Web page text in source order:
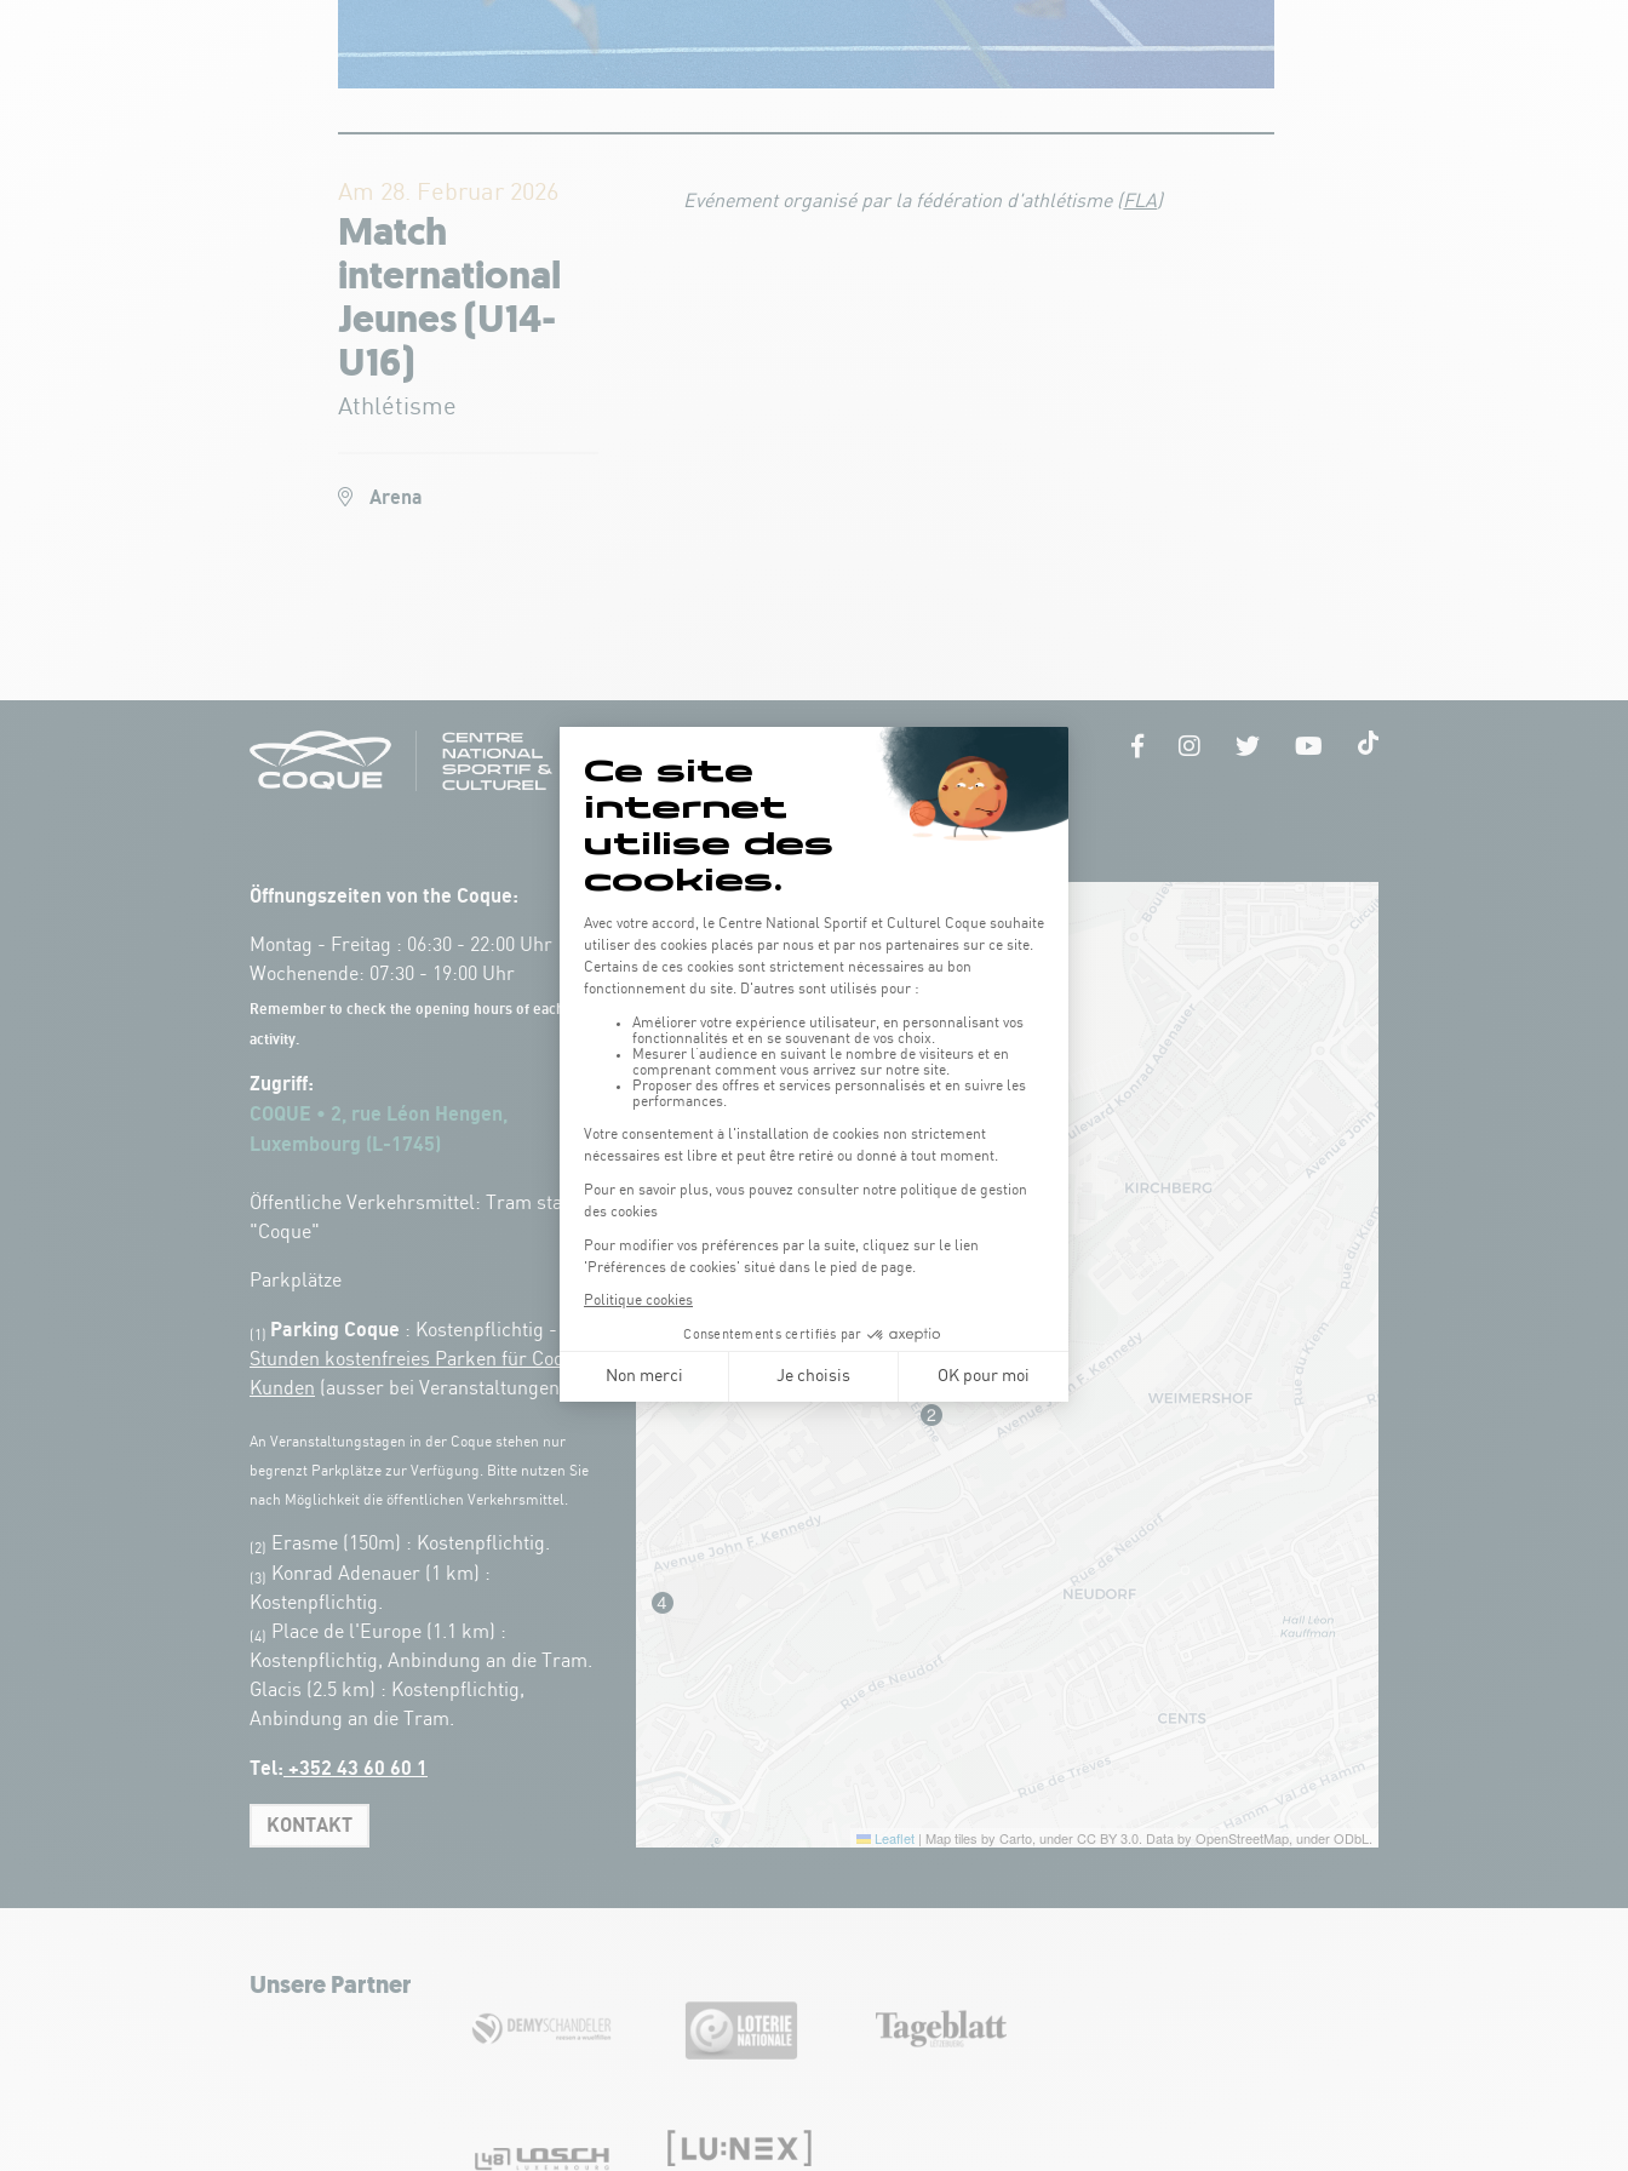
Am 28. Februar 2026
Match
international
Jeunes (U14-
U16)
Athlétisme
Arena
Evénement organisé par la fédération d'athlétisme (FLA)
Öffnungszeiten von the Coque:
Montag - Freitag : 06:30 - 22:00 Uhr
Wochenende: 07:30 - 19:00 Uhr
Remember to check the opening hours of each
activity.
Zugriff:
COQUE • 2, rue Léon Hengen,
Luxembourg (L-1745)
Öffentliche Verkehrsmittel: Tram station
"Coque"
Parkplätze
(1) Parking Coque : Kostenpflichtig -
Stunden kostenfreies Parken für Coque
Kunden (ausser bei Veranstaltungen)
An Veranstaltungstagen in der Coque stehen nur
begrenzt Parkplätze zur Verfügung. Bitte nutzen Sie
nach Möglichkeit die öffentlichen Verkehrsmittel.
(2) Erasme (150m) : Kostenpflichtig.
(3) Konrad Adenauer (1 km)
:
Kostenpflichtig.
(4)
Place de l'Europe (1.1 km) :
Kostenpflichtig, Anbindung an die Tram.
Glacis (2.5 km) : Kostenpflichtig,
Anbindung an die Tram.
Tel: +352 43 60 60 1
KONTAKT
+
−
Leaflet | Map tiles by Carto, under CC BY 3.0. Data by OpenStreetMap, under ODbL.
Unsere Partner